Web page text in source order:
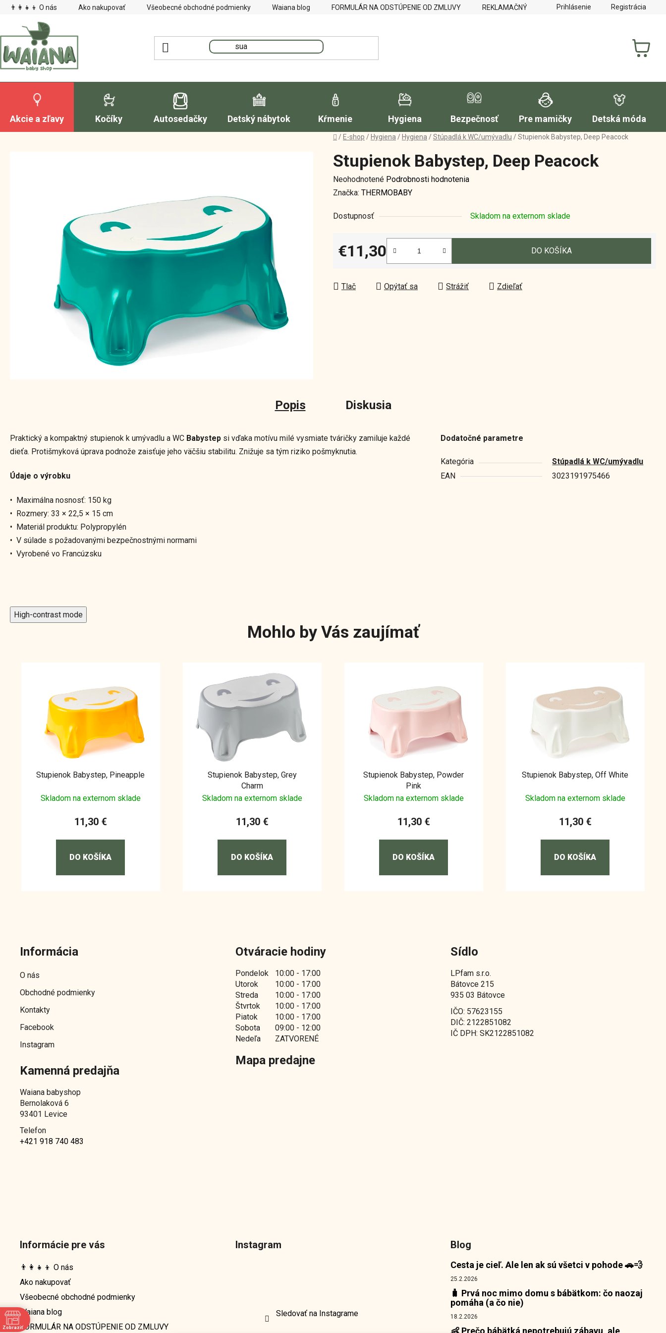
Prejsť👨‍👩‍👧‍👦 O nás Ako nakupovať Všeobecné obchodné podmienky Waiana blog FORMULÁR NA ODSTÚPENIE OD ZMLUVY REKLAMAČNÝ PORIADOK FORMULÁR NA
Prihlásenie Registrácia
KOŠÍK
Akcie a zľavy Kočíky Autosedačky Detský nábytok Kŕmenie Hygiena Bezpečnosť Pre mamičky Detská móda
Domov
/ E-shop / Hygiena / Hygiena /Stúpadlá k WC/umývadlu /Stupienok Babystep, Deep Peacock
Stupienok Babystep, Deep Peacock
Priemerné
hodnotenie
je
Neohodnotené Podrobnosti hodnotenia
Značka: THERMOBABY
Dostupnosť Skladom na externom sklade
€11,30
Jednotková cena:
DO KOŠÍKA
Tlač Opýtať sa Strážiť Zdieľať
Popis Diskusia
Praktický a kompaktný stupienok k umývadlu a WC Babystep si vďaka motívu milé vysmiate tváričky zamiluje každé
dieťa. Protišmyková úprava podnože zaisťuje jeho väčšiu stabilitu. Znižuje sa tým riziko pošmyknutia.
Údaje o výrobku
• Maximálna nosnosť: 150 kg
• Rozmery: 33 × 22,5 × 15 cm
• Materiál produktu: Polypropylén
• V súlade s požadovanými bezpečnostnými normami
• Vyrobené vo Francúzsku
Dodatočné parametre
Kategória
Stúpadlá k WC/umývadlu
EAN
3023191975466
High-contrast mode
Mohlo by Vás zaujímať
Stupienok Babystep, Pineapple
Skladom na externom sklade
11,30 €
DO KOŠÍKA
Stupienok Babystep, Grey
Charm
Skladom na externom sklade
11,30 €
DO KOŠÍKA
Stupienok Babystep, Powder
Pink
Skladom na externom sklade
11,30 €
DO KOŠÍKA
Stupienok Babystep, Off White
Skladom na externom sklade
11,30 €
DO KOŠÍKA
Informácia
O nás
Obchodné podmienky
Kontakty
Facebook
Instagram
Kamenná predajňa
Waiana babyshop
Bernolaková 6
93401 Levice
Telefon
+421 918 740 483
Otváracie hodiny
Pondelok
10:00 - 17:00
Utorok
10:00 - 17:00
Streda
10:00 - 17:00
Štvrtok
10:00 - 17:00
Piatok
10:00 - 17:00
Sobota
09:00 - 12:00
Nedeľa
ZATVORENÉ
Mapa predajne
Sídlo
LPfam s.r.o.
Bátovce 215
935 03 Bátovce
IČO: 57623155
DIČ: 2122851082
IČ DPH: SK2122851082
Informácie pre vás
👨‍👩‍👧‍👦 O nás
Ako nakupovať
Všeobecné obchodné podmienky
Waiana blog
FORMULÁR NA ODSTÚPENIE OD ZMLUVY
Instagram
Sledovať na Instagrame
Blog
Cesta je cieľ. Ale len ak sú všetci v pohode 🚗💨
25.2.2026
🧳 Prvá noc mimo domu s bábätkom: čo naozaj
pomáha (a čo nie)
18.2.2026
Zobraziť